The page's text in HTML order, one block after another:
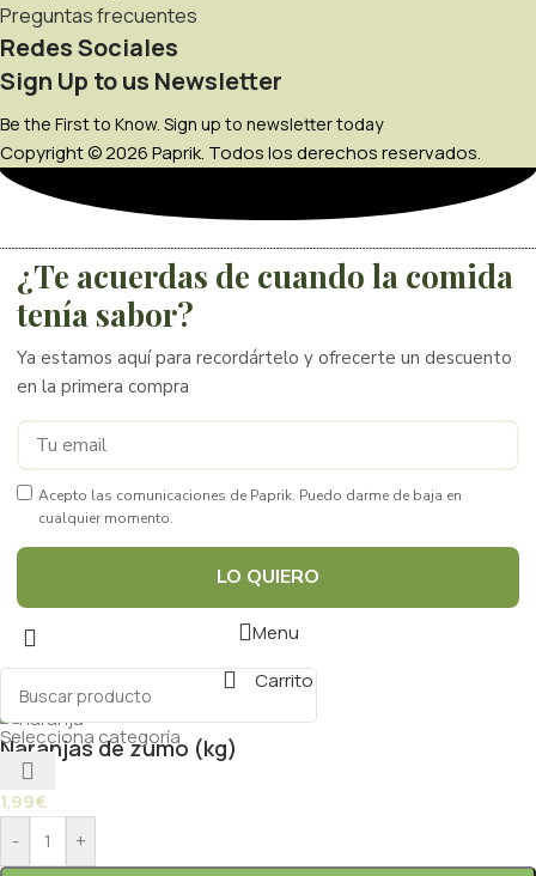
Preguntas frecuentes
Redes Sociales
Sign Up to us Newsletter
Be the First to Know. Sign up to newsletter today
Copyright © 2026 Paprik. Todos los derechos reservados.
¿Te acuerdas de cuando la comida
tenía sabor?
Ya estamos aquí para recordártelo y ofrecerte un descuento
en la primera compra
Acepto las comunicaciones de Paprik. Puedo darme de baja en
cualquier momento.
LO QUIERO
Selecciona categoría
Menu
Carrito
Naranjas de zumo (kg)
1,99€
-
+